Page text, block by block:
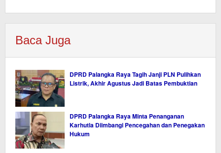
Baca Juga
DPRD Palangka Raya Tagih Janji PLN Pulihkan
Listrik, Akhir Agustus Jadi Batas Pembuktian
DPRD Palangka Raya Minta Penanganan
Karhutla Diimbangi Pencegahan dan Penegakan
Hukum